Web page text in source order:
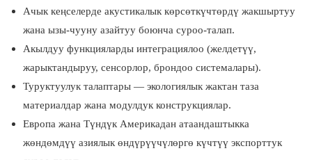
Ачык кеңселерде акустикалык көрсөткүчтөрдү жакшыртуу
жана ызы-чууну азайтуу боюнча суроо-талап.
Акылдуу функцияларды интеграциялоо (желдетүү,
жарыктандыруу, сенсорлор, брондоо системалары).
Туруктуулук талаптары — экологиялык жактан таза
материалдар жана модулдук конструкциялар.
Европа жана Түндүк Америкадан атаандаштыкка
жөндөмдүү азиялык өндүрүүчүлөргө күчтүү экспорттук